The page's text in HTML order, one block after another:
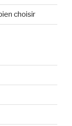
choisir